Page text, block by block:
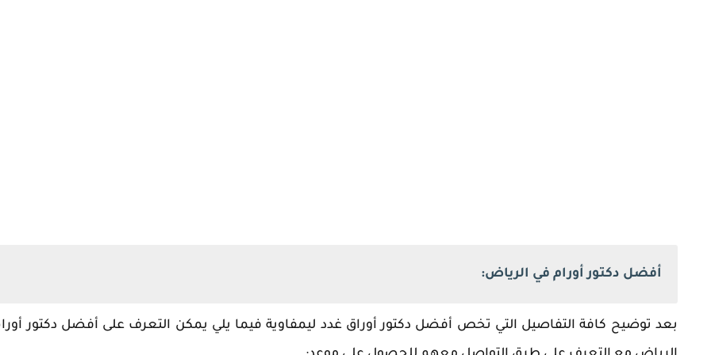
أفضل دكتور أورام في الرياض:
‏بعد توضيح كافة التفاصيل التي تخص أفضل دكتور أوراق غدد ليمفاوية فيما يلي يمكن التعرف على أفضل دكتور